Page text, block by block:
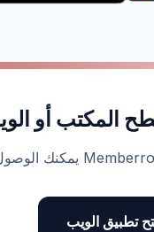
المكتب أو
تطبيق الويب